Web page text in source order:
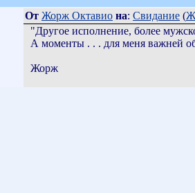
От Жорж Октавио на: Свидание (
"Другое исполнение, более
А моменты . . . для меня важней
Жорж